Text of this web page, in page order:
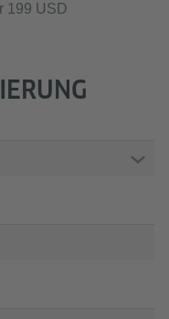
199 USD